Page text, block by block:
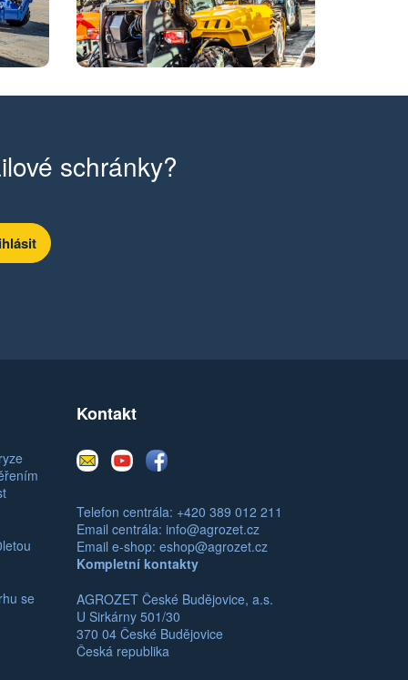
schránky?
se
Kontakt
E-
mail
YoutubeFacebook
Telefon centrála: +420 389 012 211
Email centrála: info@agrozet.cz
Email e-shop: eshop@agrozet.cz
Kompletní kontakty
AGROZET České Budějovice, a.s.
U Sirkárny 501/30
370 04 České Budějovice
Česká republika